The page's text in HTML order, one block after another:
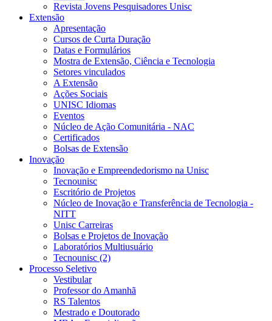
Revista Jovens Pesquisadores Unisc
Extensão
Apresentação
Cursos de Curta Duração
Datas e Formulários
Mostra de Extensão, Ciência e Tecnologia
Setores vinculados
A Extensão
Ações Sociais
UNISC Idiomas
Eventos
Núcleo de Ação Comunitária - NAC
Certificados
Bolsas de Extensão
Inovação
Inovação e Empreendedorismo na Unisc
Tecnounisc
Escritório de Projetos
Núcleo de Inovação e Transferência de Tecnologia -
NITT
Unisc Carreiras
Bolsas e Projetos de Inovação
Laboratórios Multiusuário
Tecnounisc (2)
Processo Seletivo
Vestibular
Professor do Amanhã
RS Talentos
Mestrado e Doutorado